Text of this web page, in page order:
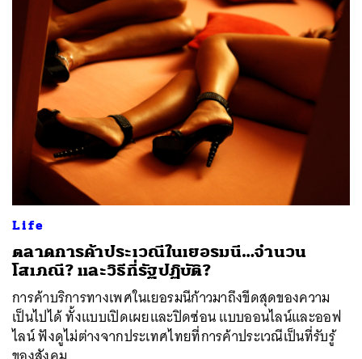
Life
ตลาดการค้าประเวณีในเยอรมนี…จำนวน
โสเภณี? และวิธีที่รัฐปฏิบัติ?
การค้าบริการทางเพศในเยอรมนีก้าวมาถึงขีดสุดของความ
เป็นไปได้ ทั้งแบบเปิดเผยและปิดซ่อน แบบออนไลน์และออฟ
ไลน์ ฟังดูไม่ต่างจากประเทศไทยที่การค้าประเวณีเป็นที่รับรู้
ค้นหา
SHARE